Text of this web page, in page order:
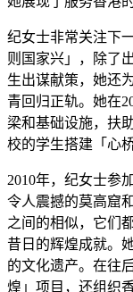
纪女士非常关注下
则国家兴」，除了
生出谋献策，她还
青回归正轨。她在
梁和基础设施，扶
校的学生搭建「心桥
2010年，纪女士参
令人震撼的莫高窟
之间的相似，它们
昔日的辉煌成就。
的文化遗产。在往
煌」项目，还组织